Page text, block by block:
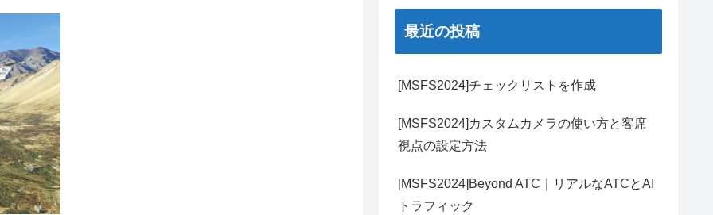
最近の投稿
[MSFS2024]チェックリストを作成
[MSFS2024]カスタムカメラの使い方と客席
視点の設定方法
[MSFS2024]Beyond ATC｜リアルなATCとAI
トラフィック